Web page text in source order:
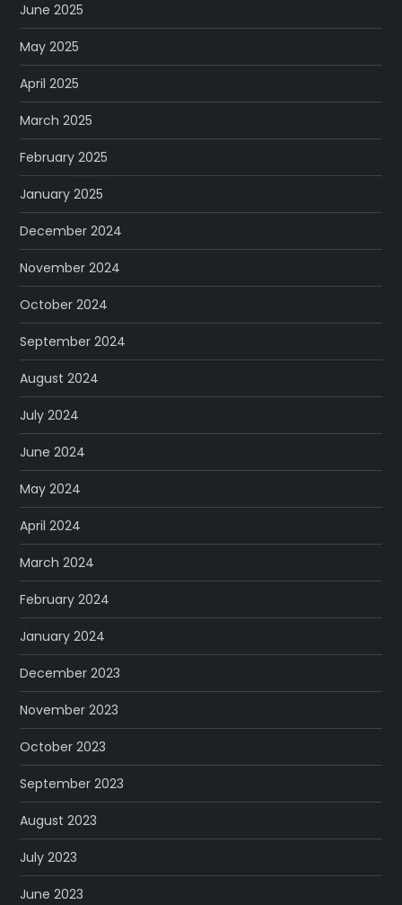
June 2025
May 2025
April 2025
March 2025
February 2025
January 2025
December 2024
November 2024
October 2024
September 2024
August 2024
July 2024
June 2024
May 2024
April 2024
March 2024
February 2024
January 2024
December 2023
November 2023
October 2023
September 2023
August 2023
July 2023
June 2023